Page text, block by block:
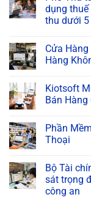
dụng
thu dưới
Cửa
Hàng
Kiotsoft
Bán Hàng
Phần
Thoại
Bộ Tài
sát trọng
công an